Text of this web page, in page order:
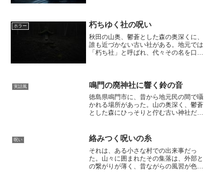
行くことになった。目的...
ホラー 朽ちゆく社の呪い
秋田の山奥、鬱蒼とした森の奥深くに、
誰も近づかない古い社がある。地元では
「朽ち社」と呼ばれ、代々その名を口に
い出来事に関係すると囁く...
実話風 鳴門の廃神社に響く鈴の音
徳島県鳴門市に、昔から地元民の間で囁
かれる場所があった。山の奥深く、鬱蒼
とした森にひっそりと佇む古い神社だ。
数十年前に何らかの理由で封鎖され、以
来、訪れる者はいなくなっ...
呪い 絡みつく呪いの糸
それは、ある小さな村での出来事だっ
た。山々に囲まれたその集落は、外部と
の繋がりが薄く、昔ながらの風習が色濃